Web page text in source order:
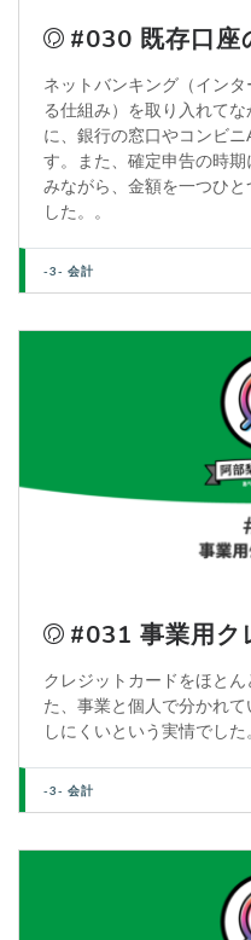
#030 既存口座
ネットバンキング（イン
る仕組み）を取り入れて
に、銀行の窓口やコンビ
す。また、確定申告の時
みながら、金額を一つひ
した。。
-3- 会計
#031 事業用ク
クレジットカードをほと
た、事業と個人で分かれ
しにくいという実情でした
-3- 会計